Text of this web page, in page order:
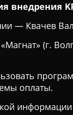
внедрения
— Квачев
(г.
оплаты.